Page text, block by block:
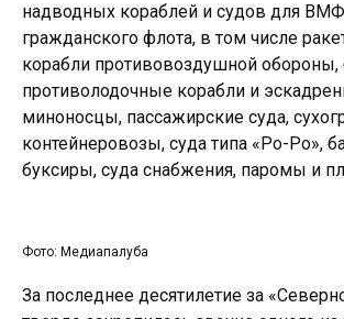
надводных кораблей и судов для
гражданского флота, в том числе
корабли противовоздушной
противолодочные корабли и
миноносцы, пассажирские суда,
контейнеровозы, суда типа «Ро-Ро»,
буксиры, суда снабжения, паромы и
Фото: Медиапалуба
За последнее десятилетие за